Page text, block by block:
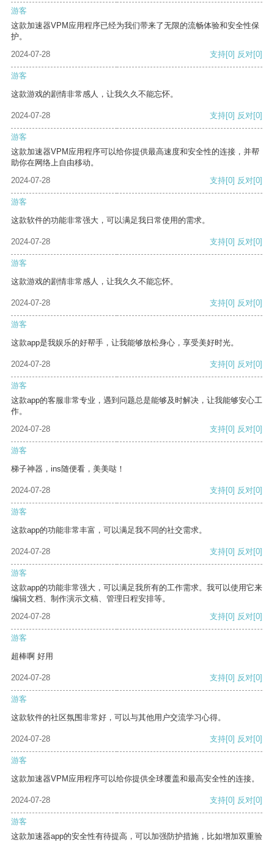
游客
这款加速器VPM应用程序已经为我们带来了无限的流畅体验和安全性保
护。
2024-07-28
支持[0] 反对[0]
游客
这款游戏的剧情非常感人，让我久久不能忘怀。
2024-07-28 支持[0] 反对[0]
游客
这款加速器VPM应用程序可以给你提供最高速度和安全性的连接，并帮
助你在网络上自由移动。
2024-07-28
支持[0] 反对[0]
游客
这款软件的功能非常强大，可以满足我日常使用的需求。
2024-07-28 支持[0] 反对[0]
游客
这款游戏的剧情非常感人，让我久久不能忘怀。
2024-07-28 支持[0] 反对[0]
游客
这款app是我娱乐的好帮手，让我能够放松身心，享受美好时光。
2024-07-28 支持[0] 反对[0]
游客
这款app的客服非常专业，遇到问题总是能够及时解决，让我能够安心工
作。
2024-07-28
支持[0] 反对[0]
游客
梯子神器，ins随便看，美美哒！
2024-07-28 支持[0] 反对[0]
游客
这款app的功能非常丰富，可以满足我不同的社交需求。
2024-07-28 支持[0] 反对[0]
游客
这款app的功能非常强大，可以满足我所有的工作需求。我可以使用它来
编辑文档、制作演示文稿、管理日程安排等。
2024-07-28
支持[0] 反对[0]
游客
超棒啊 好用
2024-07-28 支持[0] 反对[0]
游客
这款软件的社区氛围非常好，可以与其他用户交流学习心得。
2024-07-28 支持[0] 反对[0]
游客
这款加速器VPM应用程序可以给你提供全球覆盖和最高安全性的连接。
2024-07-28 支持[0] 反对[0]
游客
这款加速器app的安全性有待提高，可以加强防护措施，比如增加双重验